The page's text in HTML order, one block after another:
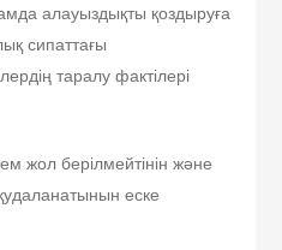
алауыздықты қоздыруға
сипаттағы
таралу фактілері
жол берілмейтінін және
еске